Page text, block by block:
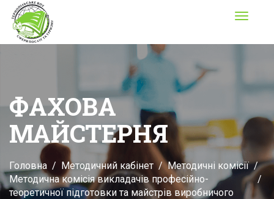
Toggle
ФАХОВА
МАЙСТЕРНЯ
Головна Методичний кабінет
Методичні комісії
Методична комісія викладачів професійно-
теоретичної підготовки та майстрів виробничого